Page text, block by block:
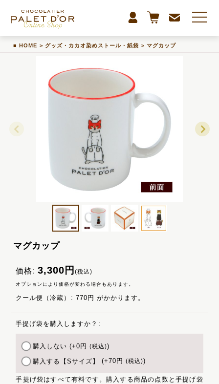
HOME > グッズ・カカオ染めストール・紙袋 > マグカップ
マグカップ
価格 : 3,300 円(税込)
オプションにより価格が変わる場合もあります。
クール便（冷蔵） : 770円 がかかります。
手提げ袋を購入しますか？ :
購入しない(+0円 (税込))
購入する【Sサイズ】(+70 円 (税込))
手提げ袋はすべて有料です。購入する商品の点数と手提げ袋